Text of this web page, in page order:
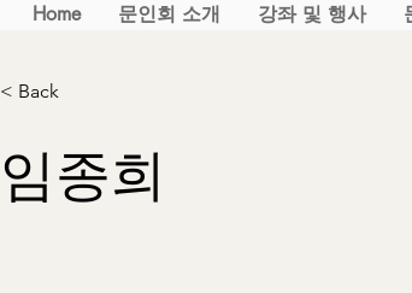
Home 문인회 소개 강좌 및 행사
< Back
임종희